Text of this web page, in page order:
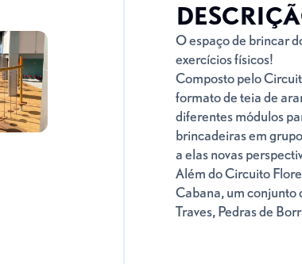
O espaço de brincar
exercícios físicos!
Composto pelo
formato de teia de
diferentes módulos
brincadeiras em
a elas novas
Além do Circuito
Cabana, um conjunto
Traves, Pedras de